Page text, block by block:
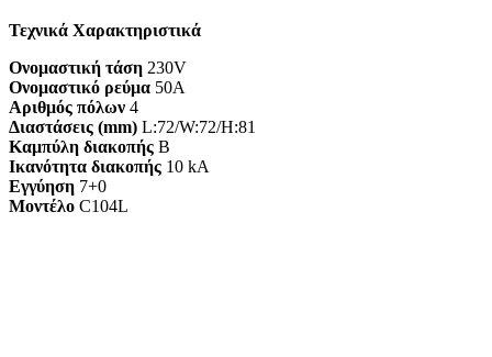
Τεχνικά Χαρακτηριστικά
Ονομαστική τάση 230V
Ονομαστικό ρεύμα 50A
Αριθμός πόλων 4
Διαστάσεις (mm) L:72/W:72/H:81
Καμπύλη διακοπής B
Ικανότητα διακοπής 10 kA
Εγγύηση 7+0
Mοντέλο C104L